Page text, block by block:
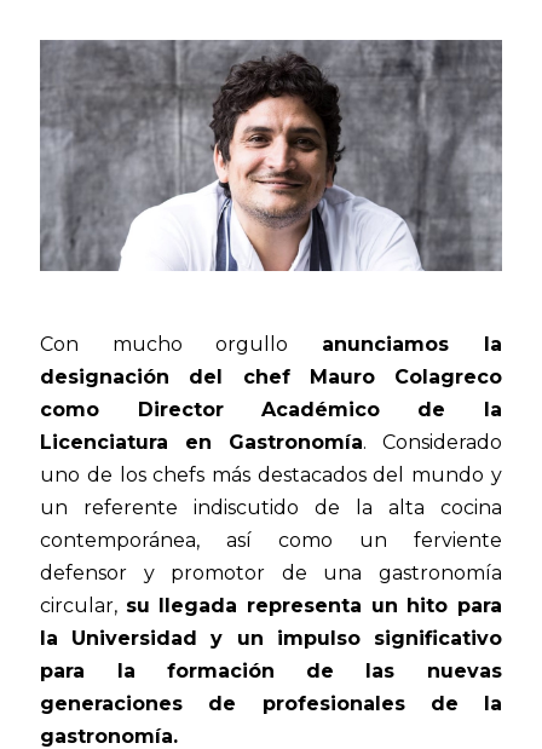
Con mucho orgullo anunciamos la
designación del chef Mauro Colagreco
como Director Académico de la
Licenciatura en Gastronomía. Considerado
uno de los chefs más destacados del mundo y
un referente indiscutido de la alta cocina
contemporánea, así como un ferviente
defensor y promotor de una gastronomía
circular, su llegada representa un hito para
la Universidad y un impulso significativo
para la formación de las nuevas
generaciones de profesionales de la
gastronomía.